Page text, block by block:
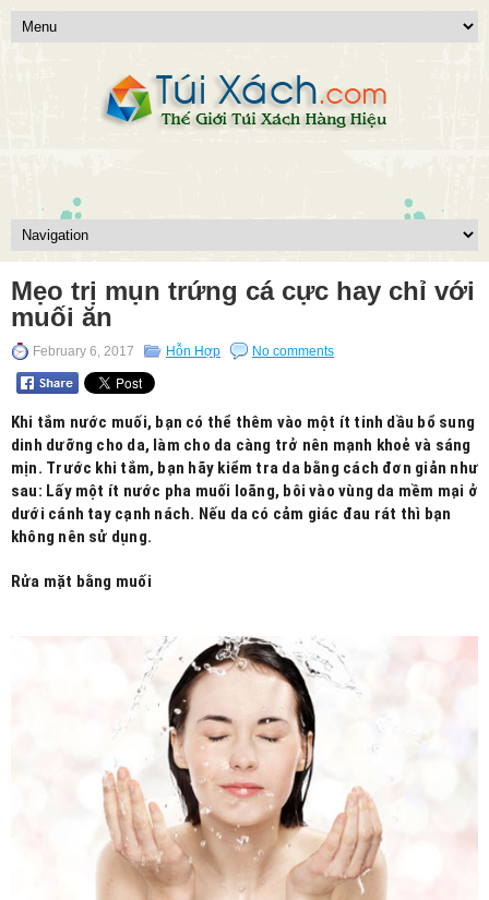
Mẹo trị mụn trứng cá cực hay chỉ với
muối ăn
February 6, 2017 Hỗn Hợp No comments
Khi tắm nước muối, bạn có thể thêm vào một ít tinh dầu bổ sung
dinh dưỡng cho da, làm cho da càng trở nên mạnh khoẻ và sáng
mịn. Trước khi tắm, bạn hãy kiểm tra da bằng cách đơn giản như
sau: Lấy một ít nước pha muối loãng, bôi vào vùng da mềm mại ở
dưới cánh tay cạnh nách. Nếu da có cảm giác đau rát thì bạn
không nên sử dụng.
Rửa mặt bằng muối